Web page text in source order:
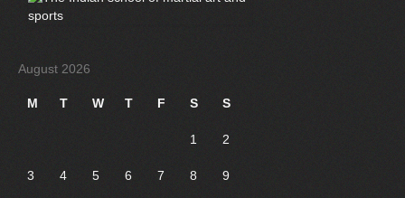
August 2026
M T W T F S S
1 2
3 4 5 6 7 8 9